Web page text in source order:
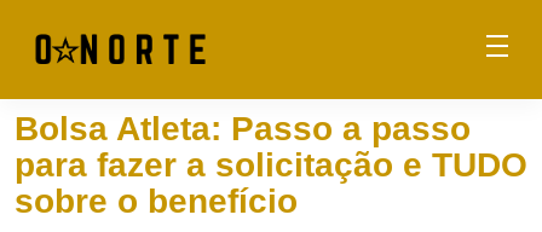
Bolsa Atleta: Passo a passo
para fazer a solicitação e TUDO
sobre o benefício